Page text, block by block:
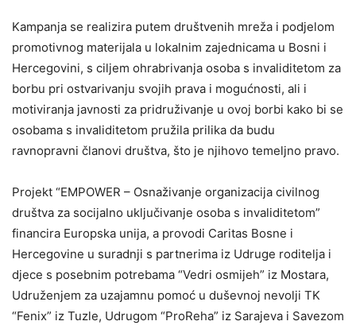
Kampanja se realizira putem društvenih mreža i podjelom
promotivnog materijala u lokalnim zajednicama u Bosni i
Hercegovini, s ciljem ohrabrivanja osoba s invaliditetom za
borbu pri ostvarivanju svojih prava i mogućnosti, ali i
motiviranja javnosti za pridruživanje u ovoj borbi kako bi se
osobama s invaliditetom pružila prilika da budu
ravnopravni članovi društva, što je njihovo temeljno pravo.
Projekt “EMPOWER – Osnaživanje organizacija civilnog
društva za socijalno uključivanje osoba s invaliditetom”
financira Europska unija, a provodi Caritas Bosne i
Hercegovine u suradnji s partnerima iz Udruge roditelja i
djece s posebnim potrebama “Vedri osmijeh” iz Mostara,
Udruženjem za uzajamnu pomoć u duševnoj nevolji TK
“Fenix” iz Tuzle, Udrugom “ProReha” iz Sarajeva i Savezom